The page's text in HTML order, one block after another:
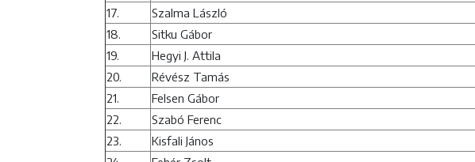
17.
Szalma László
18.
Sitku Gábor
19.
Hegyi J. Attila
20.
Révész Tamás
21.
Felsen Gábor
22.
Szabó Ferenc
23.
Kisfali János